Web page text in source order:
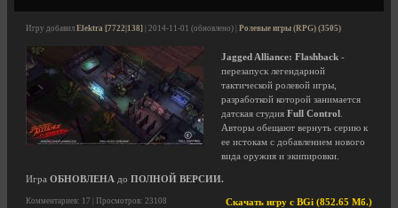
Игру добавил Elektra [7722|138] | 2014-11-01 (обновлено) | Ролевые игры (RPG) (3505)
Jagged Alliance: Flashback -
перезапуск легендарной
тактической ролевой игры,
разработкой которой занимается
датская студия Full Control
Авторы обещают вернуть серию к
ее истокам с добавлением нового
вида оружия и экипировки.
Игра ОБНОВЛЕНА до ПОЛНОЙ ВЕРСИИ.
Скачать игру с BGi (852.65 Мб.)
Комментариев: 17 | Просмотров: 23108